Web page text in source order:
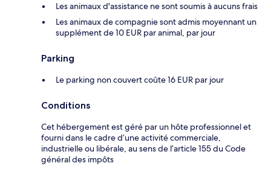
Les animaux d'assistance ne sont soumis à aucuns frais
Les animaux de compagnie sont admis moyennant un
supplément de 10 EUR par animal, par jour
Parking
Le parking non couvert coûte 16 EUR par jour
Conditions
Cet hébergement est géré par un hôte professionnel et
fourni dans le cadre d’une activité commerciale,
industrielle ou libérale, au sens de l’article 155 du Code
général des impôts